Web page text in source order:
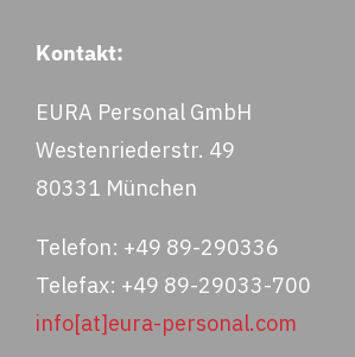
Kontakt:
EURA Personal GmbH
Westenriederstr. 49
80331 München
Telefon: +49 89-290336
Telefax: +49 89-29033-700
info[at]eura-personal.com